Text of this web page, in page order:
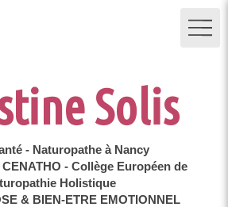
Solis
- Naturopathe à Nancy
- Collège Européen de
Holistique
& BIEN-ETRE EMOTIONNEL